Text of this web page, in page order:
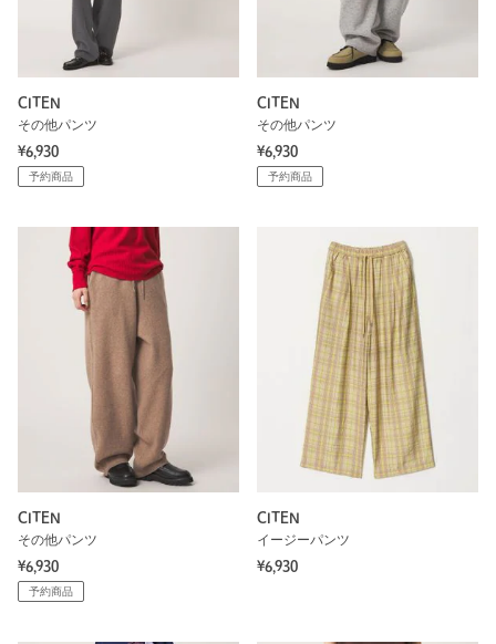
CITEN
その他パンツ
¥6,930
予約商品
CITEN
その他パンツ
¥6,930
予約商品
CITEN
その他パンツ
¥6,930
予約商品
CITEN
イージーパンツ
¥6,930